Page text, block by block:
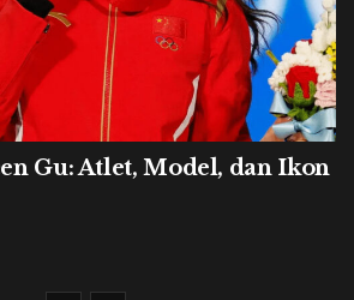
Gu: Atlet, Model, dan Ikon